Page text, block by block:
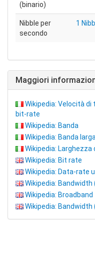
(binario)
Nibble per
secondo
1
Maggiori
Wikipedia: Velocità
bit-rate
Wikipedia: Banda
Wikipedia: Banda larga
Wikipedia: Larghezza
Wikipedia: Bit rate
Wikipedia: Data-rate
Wikipedia:
Wikipedia: Broadband
Wikipedia: